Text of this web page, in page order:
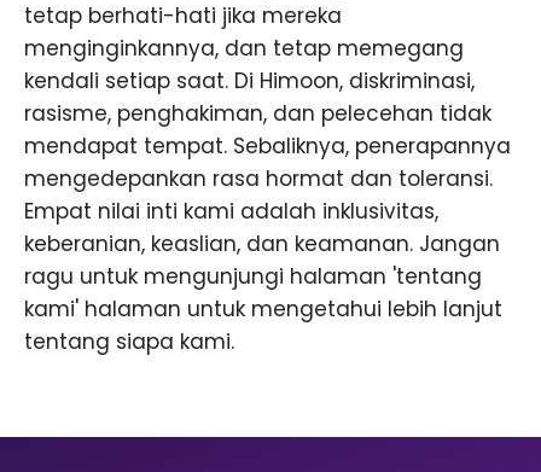
tetap berhati-hati jika mereka
menginginkannya, dan tetap memegang
kendali setiap saat. Di Himoon, diskriminasi,
rasisme, penghakiman, dan pelecehan tidak
mendapat tempat. Sebaliknya, penerapannya
mengedepankan rasa hormat dan toleransi.
Empat nilai inti kami adalah inklusivitas,
keberanian, keaslian, dan keamanan. Jangan
ragu untuk mengunjungi halaman 'tentang
kami' halaman untuk mengetahui lebih lanjut
tentang siapa kami.